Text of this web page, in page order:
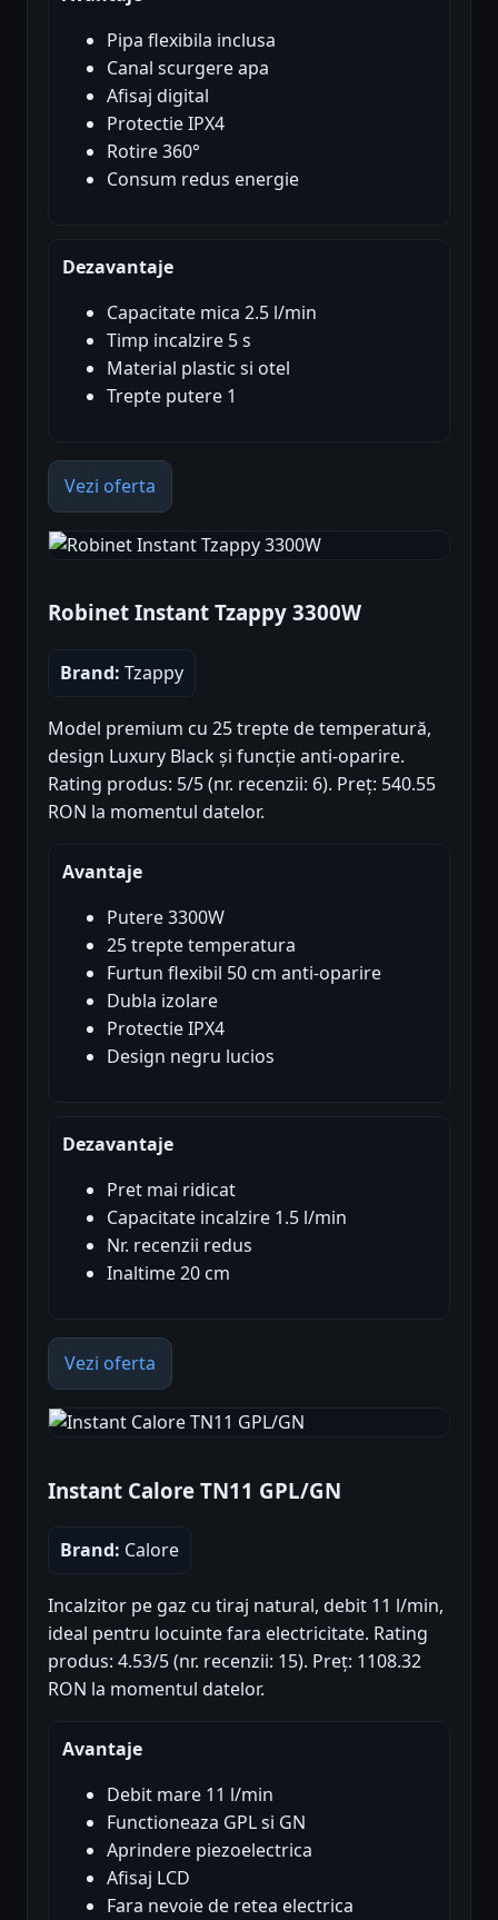
Pipa flexibila inclusa
Canal scurgere apa
Afisaj digital
Protectie IPX4
Rotire 360°
Consum redus energie
Dezavantaje
Capacitate mica 2.5 l/min
Timp incalzire 5 s
Material plastic si otel
Trepte putere 1
Vezi oferta
Robinet Instant Tzappy 3300W
Brand: Tzappy
Model premium cu 25 trepte de temperatură,
design Luxury Black și funcție anti-oparire.
Rating produs: 5/5 (nr. recenzii: 6). Preț: 540.55
RON la momentul datelor.
Avantaje
Putere 3300W
25 trepte temperatura
Furtun flexibil 50 cm anti-oparire
Dubla izolare
Protectie IPX4
Design negru lucios
Dezavantaje
Pret mai ridicat
Capacitate incalzire 1.5 l/min
Nr. recenzii redus
Inaltime 20 cm
Vezi oferta
Instant Calore TN11 GPL/GN
Brand: Calore
Incalzitor pe gaz cu tiraj natural, debit 11 l/min,
ideal pentru locuinte fara electricitate. Rating
produs: 4.53/5 (nr. recenzii: 15). Preț: 1108.32
RON la momentul datelor.
Avantaje
Debit mare 11 l/min
Functioneaza GPL si GN
Aprindere piezoelectrica
Afisaj LCD
Fara nevoie de retea electrica